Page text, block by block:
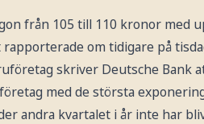
från 105 till 110 kronor med
om tidigare på
skriver Deutsche Bank
med de största
andra kvartalet i år inte har